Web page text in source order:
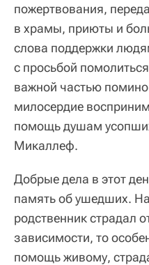
пожертвования,
в храмы, приюты и
слова поддержки
с просьбой
важной частью
милосердие
помощь душам
Микаллеф.
Добрые дела в этот
память об ушедших.
родственник страдал
зависимости, то
помощь живому,